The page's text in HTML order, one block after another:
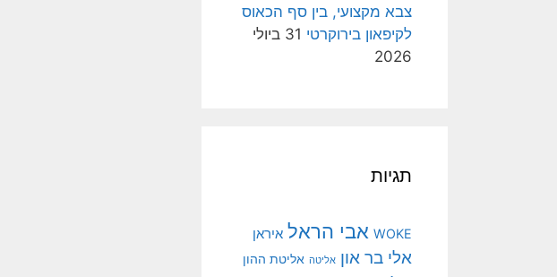
צבא מקצועי, בין סף הכאוס
לקיפאון בירוקרטי
31 ביולי
2026
תגיות
WOKE אבי הראל איראן
אלי בר און אליטה אליטת ההון